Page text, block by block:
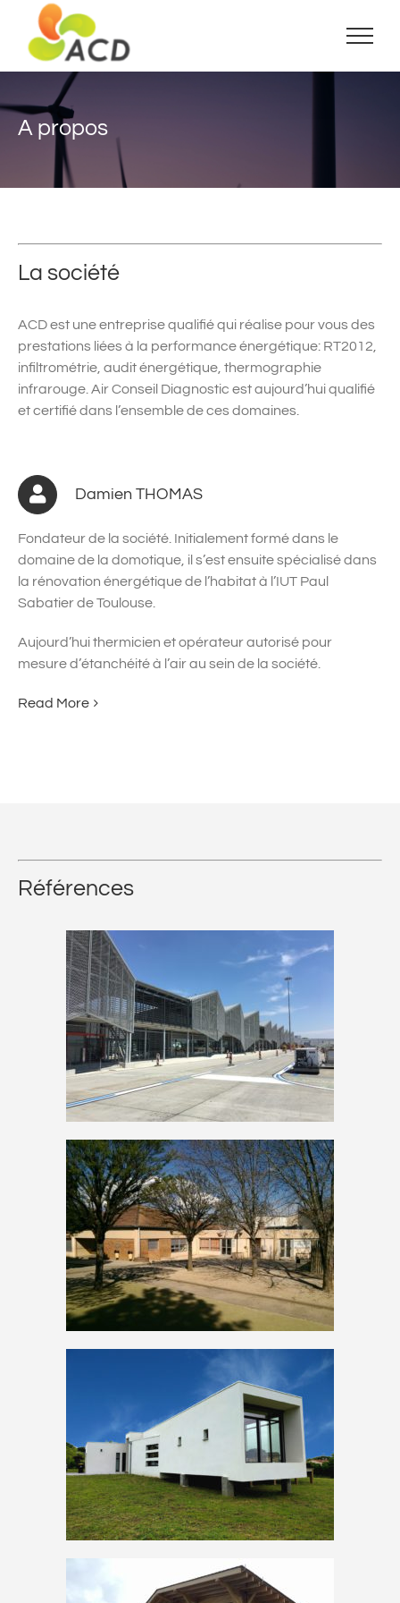
Passer
contenu
A propos
La société
ACD est une entreprise qualifié qui réalise pour vous des
prestations liées à la performance énergétique: RT2012,
infiltrométrie, audit énergétique, thermographie
infrarouge. Air Conseil Diagnostic est aujourd’hui qualifié
et certifié dans l’ensemble de ces domaines.
Damien THOMAS
Fondateur de la société. Initialement formé dans le
domaine de la domotique, il s’est ensuite spécialisé dans
la rénovation énergétique de l’habitat à l’IUT Paul
Sabatier de Toulouse.
Aujourd’hui thermicien et opérateur autorisé pour
mesure d’étanchéité à l’air au sein de la société.
Read More
Références